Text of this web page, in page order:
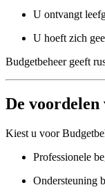
U ontvangt
U hoeft zich
Budgetbeheer geeft
De
Kiest u voor
Professionele
Ondersteuning